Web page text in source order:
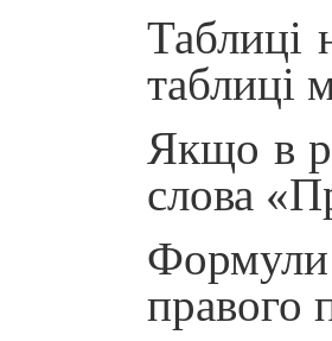
Таблиці
таблиці
Якщо в
слова
Формули
правого